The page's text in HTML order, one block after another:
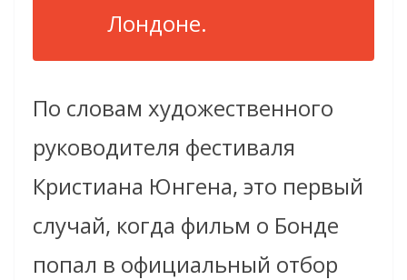
Лондоне.
По словам художественного
руководителя фестиваля
Кристиана Юнгена, это первый
случай, когда фильм о Бонде
попал в официальный отбор